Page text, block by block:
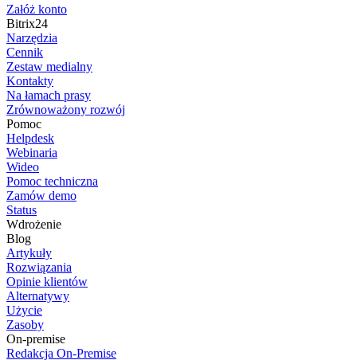
Załóż konto
Bitrix24
Narzędzia
Cennik
Zestaw medialny
Kontakty
Na łamach prasy
Zrównoważony rozwój
Pomoc
Helpdesk
Webinaria
Wideo
Pomoc techniczna
Zamów demo
Status
Wdrożenie
Blog
Artykuły
Rozwiązania
Opinie klientów
Alternatywy
Użycie
Zasoby
On-premise
Redakcja On-Premise